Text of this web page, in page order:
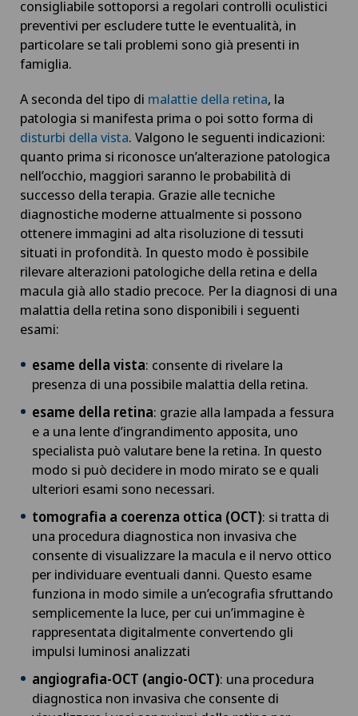
Chirurgia dell’intestino tenue
Chirurgia epatica
Chirurgia generale
Chirurgia maxillo-facciale
Chirurgia mini-invasiva
Chirurgia oculistica
Chirurgia oncologica
Chirurgia ortopedica
Chirurgia pediatrica
Chirurgia plastica, estetica e ricostruttiva
Chirurgia toracica
Chirurgia vascolare
Chirurgia venosa
Chirurgia viscerale
Chiusura del bacino / rebozo
Coaching individuale / consulenza d’immagine
Collegare la psicologia
consigliabile sottoporsi a regolari controlli oculistici
preventivi per escludere tutte le eventualità, in
particolare se tali problemi sono già presenti in
famiglia.
A seconda del tipo di malattie della retina, la
patologia si manifesta prima o poi sotto forma di
disturbi della vista. Valgono le seguenti indicazioni:
quanto prima si riconosce un’alterazione patologica
nell’occhio, maggiori saranno le probabilità di
successo della terapia. Grazie alle tecniche
diagnostiche moderne attualmente si possono
ottenere immagini ad alta risoluzione di tessuti
situati in profondità. In questo modo è possibile
rilevare alterazioni patologiche della retina e della
macula già allo stadio precoce. Per la diagnosi di una
malattia della retina sono disponibili i seguenti
esami:
esame della vista: consente di rivelare la
presenza di una possibile malattia della retina.
esame della retina: grazie alla lampada a fessura
e a una lente d’ingrandimento apposita, uno
specialista può valutare bene la retina. In questo
modo si può decidere in modo mirato se e quali
ulteriori esami sono necessari.
tomografia a coerenza ottica (OCT): si tratta di
una procedura diagnostica non invasiva che
consente di visualizzare la macula e il nervo ottico
per individuare eventuali danni. Questo esame
funziona in modo simile a un’ecografia sfruttando
semplicemente la luce, per cui un’immagine è
rappresentata digitalmente convertendo gli
impulsi luminosi analizzati
angiografia-OCT (angio-OCT): una procedura
diagnostica non invasiva che consente di